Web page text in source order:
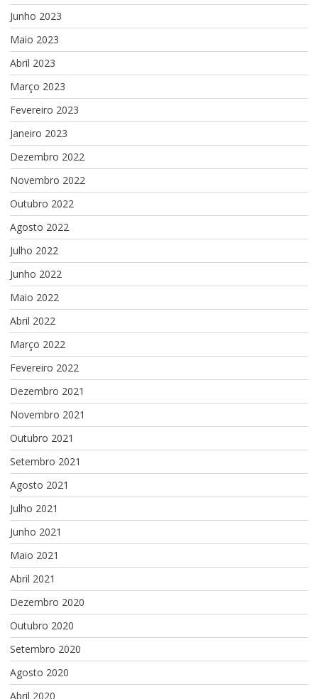
Junho 2023
Maio 2023
Abril 2023
Março 2023
Fevereiro 2023
Janeiro 2023
Dezembro 2022
Novembro 2022
Outubro 2022
Agosto 2022
Julho 2022
Junho 2022
Maio 2022
Abril 2022
Março 2022
Fevereiro 2022
Dezembro 2021
Novembro 2021
Outubro 2021
Setembro 2021
Agosto 2021
Julho 2021
Junho 2021
Maio 2021
Abril 2021
Dezembro 2020
Outubro 2020
Setembro 2020
Agosto 2020
Abril 2020